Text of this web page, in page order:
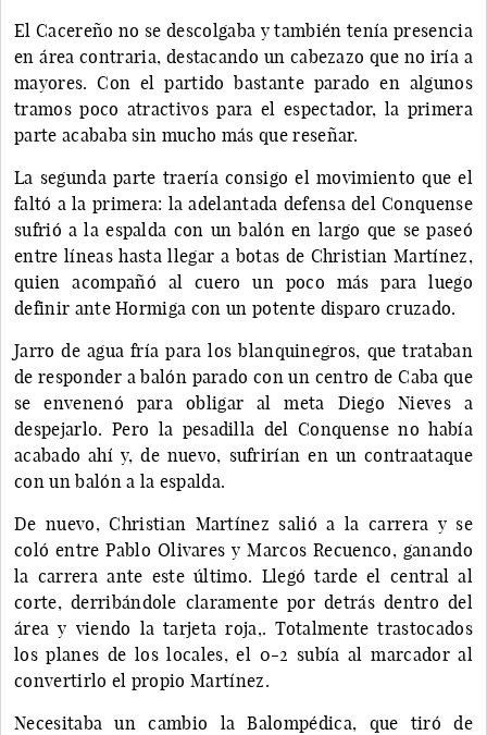
El Cacereño no se descolgaba y también tenía presencia
en área contraria, destacando un cabezazo que no iría a
mayores. Con el partido bastante parado en algunos
tramos poco atractivos para el espectador, la primera
parte acababa sin mucho más que reseñar.
La segunda parte traería consigo el movimiento que el
faltó a la primera: la adelantada defensa del Conquense
sufrió a la espalda con un balón en largo que se paseó
entre líneas hasta llegar a botas de Christian Martínez,
quien acompañó al cuero un poco más para luego
definir ante Hormiga con un potente disparo cruzado.
Jarro de agua fría para los blanquinegros, que trataban
de responder a balón parado con un centro de Caba que
se envenenó para obligar al meta Diego Nieves a
despejarlo. Pero la pesadilla del Conquense no había
acabado ahí y, de nuevo, sufrirían en un contraataque
con un balón a la espalda.
De nuevo, Christian Martínez salió a la carrera y se
coló entre Pablo Olivares y Marcos Recuenco, ganando
la carrera ante este último. Llegó tarde el central al
corte, derribándole claramente por detrás dentro del
área y viendo la tarjeta roja,. Totalmente trastocados
los planes de los locales, el 0-2 subía al marcador al
convertirlo el propio Martínez.
Necesitaba un cambio la Balompédica, que tiró de